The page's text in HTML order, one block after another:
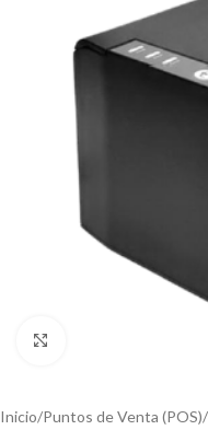
Inicio Puntos de Venta (POS)